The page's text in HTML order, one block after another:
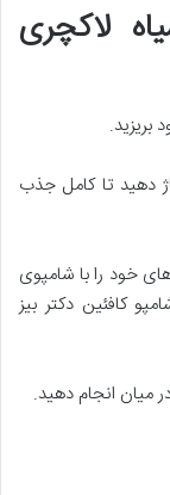
لاکچری
دهید تا کامل جذب
خود را با شامپوی
کافئین دکتر بیز